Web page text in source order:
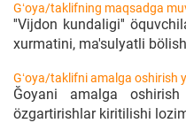
Gʻoya/taklifning maqsadga
''Vijdon kundaligi''
xurmatini, ma'sulyatli
Gʻoya/taklifni amalga oshirish
Ğoyani amalga
özgartirishlar kiritilishi